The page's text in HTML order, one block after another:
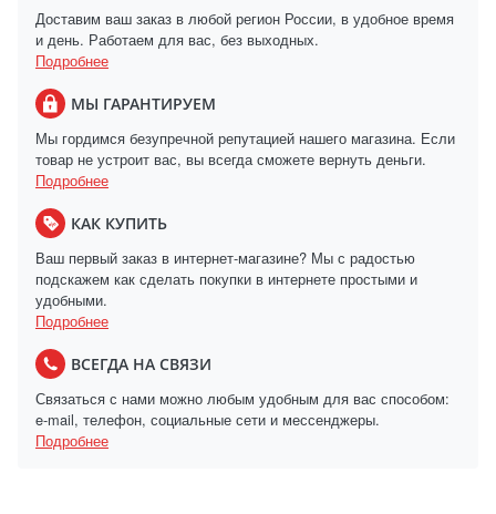
Доставим ваш заказ в любой регион России, в удобное время
и день. Работаем для вас, без выходных.
Подробнее
МЫ ГАРАНТИРУЕМ
Мы гордимся безупречной репутацией нашего магазина. Если
товар не устроит вас, вы всегда сможете вернуть деньги.
Подробнее
КАК КУПИТЬ
Ваш первый заказ в интернет-магазине? Мы с радостью
подскажем как сделать покупки в интернете простыми и
удобными.
Подробнее
ВСЕГДА НА СВЯЗИ
Связаться с нами можно любым удобным для вас способом:
e-mail, телефон, социальные сети и мессенджеры.
Подробнее